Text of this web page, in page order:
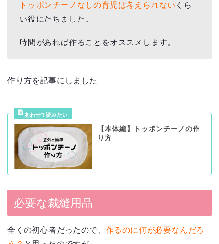
トッポンチーノなしの育児は考えられない くら
い役にたちました。
時間があれば作ることをオススメします。
作り方を記事にしました
【本体編】トッポンチーノの作
り方
必要な裁縫用品
全くの初心者だったので、 作るのに何が必要なんだろ